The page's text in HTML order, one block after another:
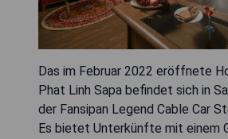
Das im Februar 2022 eröffnete
Phat Linh Sapa befindet sich in
der Fansipan Legend Cable Car
Es bietet Unterkünfte mit einem